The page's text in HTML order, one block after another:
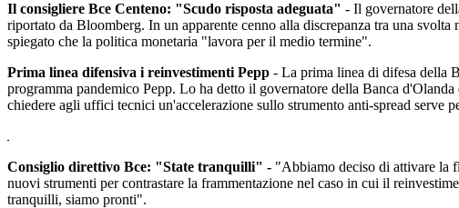
Il consigliere Bce Centeno: "Scudo risposta adeguata" - Il governatore
riportato da Bloomberg. In un apparente cenno alla discrepanza tra una
spiegato che la politica monetaria "lavora per il medio termine".
Prima linea difensiva i reinvestimenti Pepp - La prima linea di difesa della
programma pandemico Pepp. Lo ha detto il governatore della Banca
chiedere agli uffici tecnici un'accelerazione sullo strumento anti-spread serve
Consiglio direttivo Bce: "State tranquilli" - "Abbiamo deciso di attivare la
nuovi strumenti per contrastare la frammentazione nel caso in cui il
tranquilli, siamo pronti".